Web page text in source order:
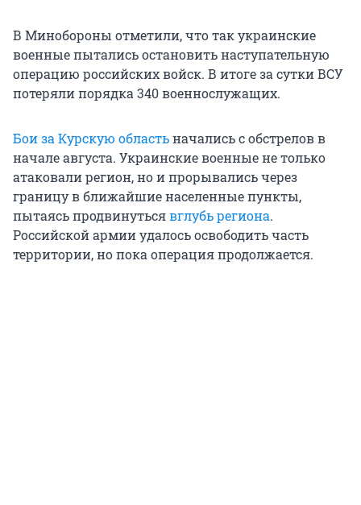
В Минобороны отметили, что так украинские
военные пытались остановить наступательную
операцию российских войск. В итоге за сутки ВСУ
потеряли порядка 340 военнослужащих.
Бои за Курскую областьначались с обстрелов в
начале августа. Украинские военные не только
атаковали регион, но и прорывались через
границу в ближайшие населенные пункты,
пытаясь продвинутьсявглубь региона.
Российской армии удалось освободить часть
территории, но пока операция продолжается.